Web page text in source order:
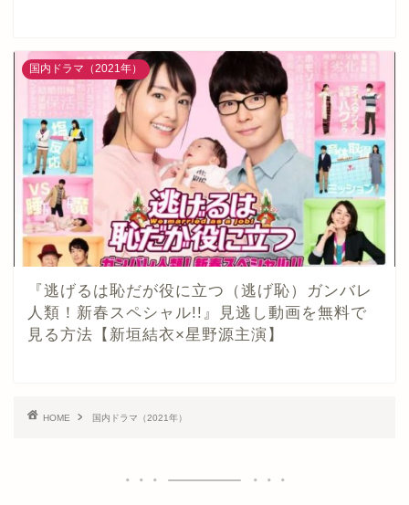
国内ドラマ（2021年）
『逃げるは恥だが役に立つ（逃げ恥）ガンバレ
人類！新春スペシャル!!』見逃し動画を無料で
見る方法【新垣結衣×星野源主演】
HOME 国内ドラマ（2021年）